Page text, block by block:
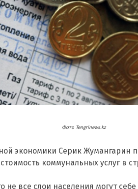
Фото Tengrinews.kz
экономики Серик Жумангарин
коммунальных услуг в
не все слои населения могут